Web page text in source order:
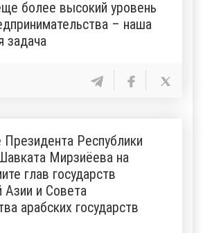
более высокий уровень
– наша
задача
Президента Республики
Мирзиёева на
глав государств
Азии и Совета
арабских государств